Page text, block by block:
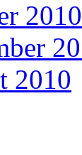
2010
2010